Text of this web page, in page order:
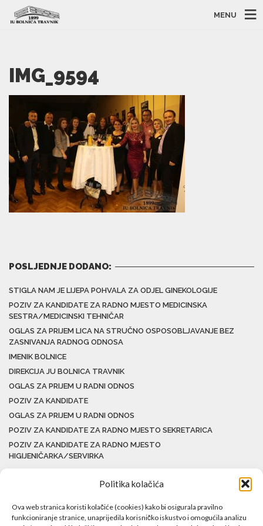
Politika kolačića
Ova web stranica koristi kolačiće (cookies) kako bi osigurala pravilno
funkcioniranje stranice, unaprijedila korisničko iskustvo i omogućila analizu
MENU
IMG_9594
POSLJEDNJE DODANO:
STIGLA NAM JE LIJEPA POHVALA ZA ODJEL GINEKOLOGIJE
POZIV ZA KANDIDATE ZA RADNO MJESTO MEDICINSKA
SESTRA/MEDICINSKI TEHNIČAR
OGLAS ZA PRIJEM LICA NA STRUČNO OSPOSOBLJAVANJE BEZ
ZASNIVANJA RADNOG ODNOSA
IMENIK BOLNICE
DIREKCIJA JU BOLNICA TRAVNIK
OGLAS ZA PRIJEM U RADNI ODNOS
POZIV ZA KANDIDATE
OGLAS ZA PRIJEM U RADNI ODNOS
POZIV ZA KANDIDATE ZA RADNO MJESTO SEKRETARICA
POZIV ZA KANDIDATE ZA RADNO MJESTO
HIGIJENIČARKA/SERVIRKA